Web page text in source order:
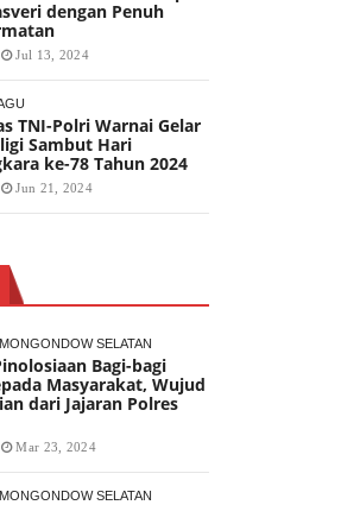
dengan Penuh
Jul 13, 2024
TNI-Polri Warnai Gelar
Sambut Hari
ke-78 Tahun 2024
Jun 21, 2024
SELATAN
Bagi-bagi
Masyarakat, Wujud
dari Jajaran Polres
Mar 23, 2024
SELATAN